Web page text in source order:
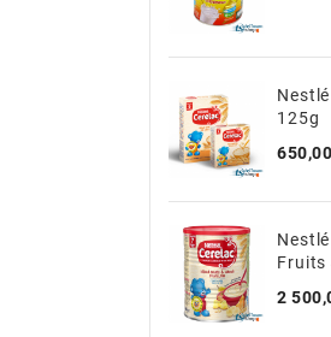
Windows 11 Professionnel
125g
Prix
Fruits
Prix
2